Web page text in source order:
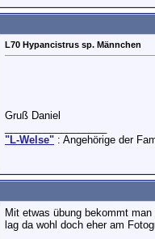
L70 Hypancistrus sp. Männchen
Gruß Daniel
"L-Welse" : Angehörige der
Mit etwas übung bekommt
lag da wohl doch eher am